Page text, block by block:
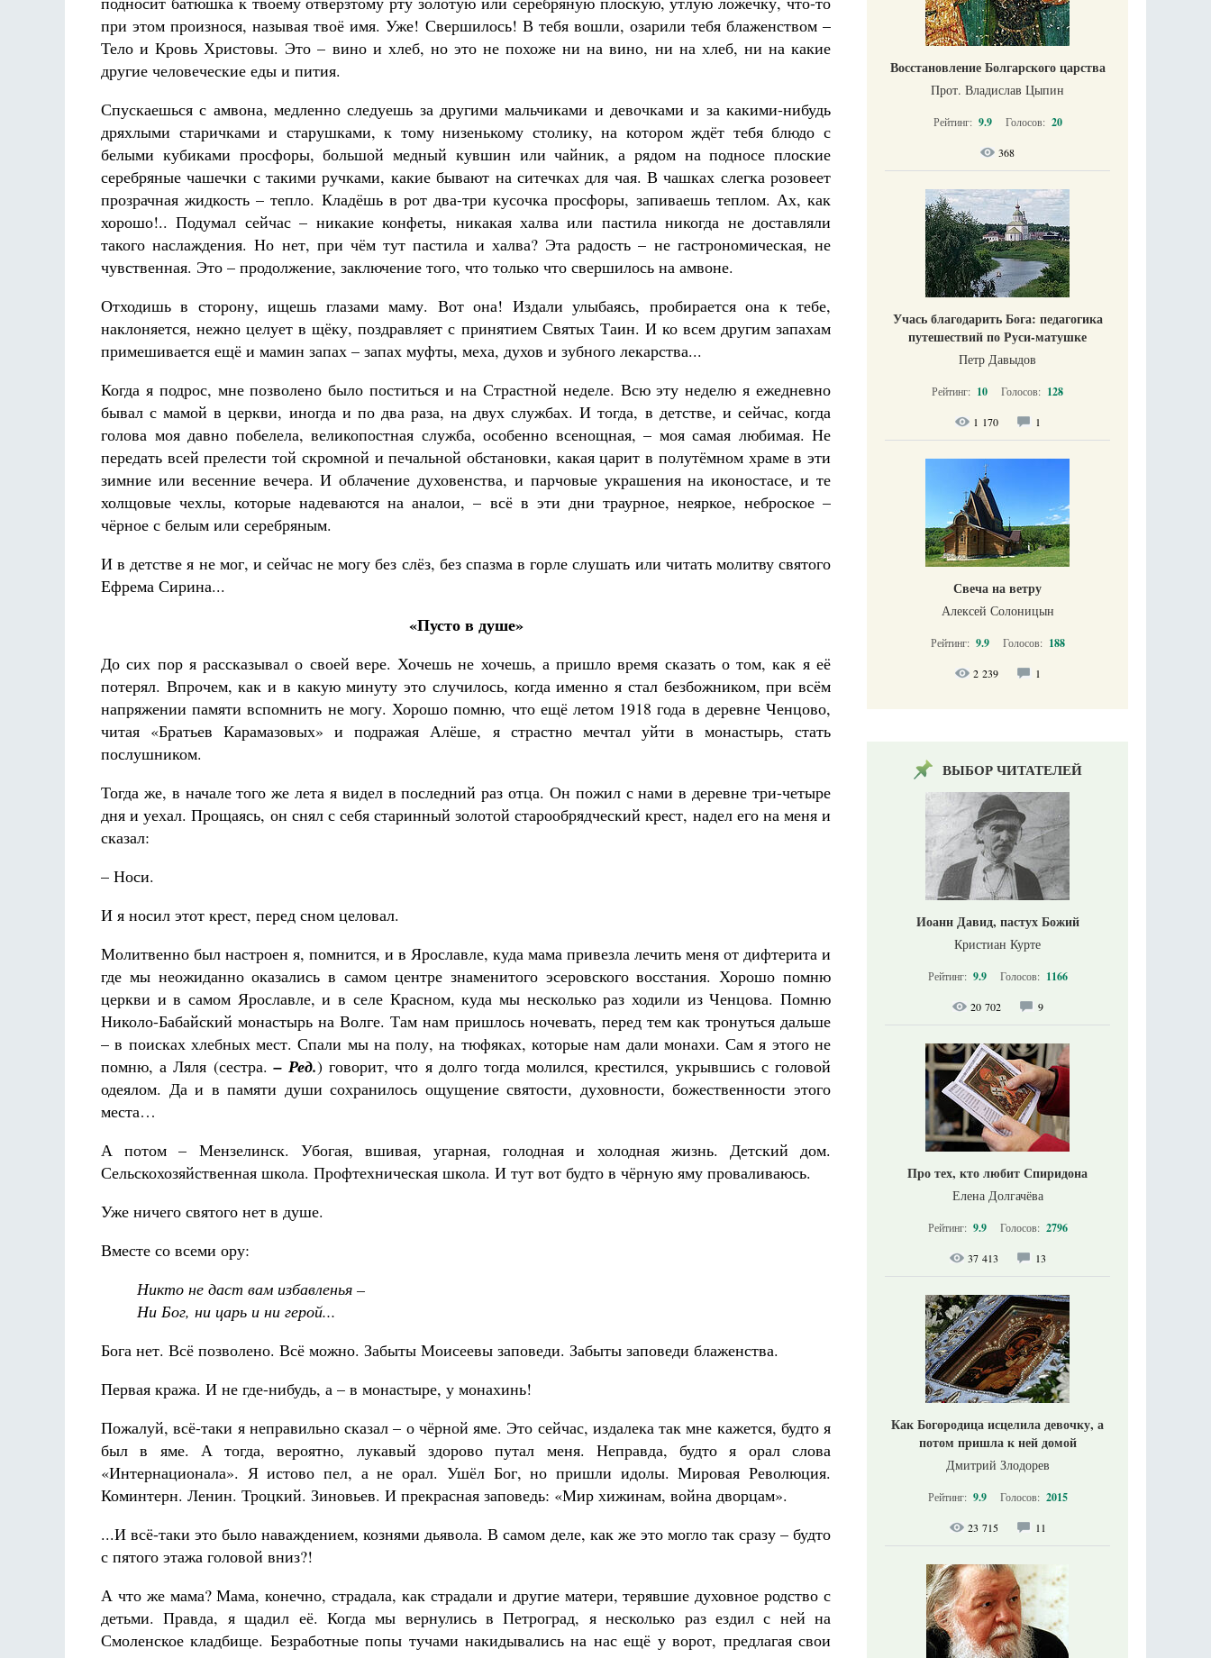
при этом произнося, называя твоё имя. Уже! Свершилось! В тебя вошли, озарили тебя блаженством –
Тело и Кровь Христовы. Это – вино и хлеб, но это не похоже ни на вино, ни на хлеб, ни на какие
другие человеческие еды и пития.
Спускаешься с амвона, медленно следуешь за другими мальчиками и девочками и за какими-нибудь
дряхлыми старичками и старушками, к тому низенькому столику, на котором ждёт тебя блюдо с
белыми кубиками просфоры, большой медный кувшин или чайник, а рядом на подносе плоские
серебряные чашечки с такими ручками, какие бывают на ситечках для чая. В чашках слегка розовеет
прозрачная жидкость – тепло. Кладёшь в рот два-три кусочка просфоры, запиваешь теплом. Ах, как
хорошо!.. Подумал сейчас – никакие конфеты, никакая халва или пастила никогда не доставляли
такого наслаждения. Но нет, при чём тут пастила и халва? Эта радость – не гастрономическая, не
чувственная. Это – продолжение, заключение того, что только что свершилось на амвоне.
Отходишь в сторону, ищешь глазами маму. Вот она! Издали улыбаясь, пробирается она к тебе,
наклоняется, нежно целует в щёку, поздравляет с принятием Святых Таин. И ко всем другим запахам
примешивается ещё и мамин запах – запах муфты, меха, духов и зубного лекарства...
Когда я подрос, мне позволено было поститься и на Страстной неделе. Всю эту неделю я ежедневно
бывал с мамой в церкви, иногда и по два раза, на двух службах. И тогда, в детстве, и сейчас, когда
голова моя давно побелела, великопостная служба, особенно всенощная, – моя самая любимая. Не
передать всей прелести той скромной и печальной обстановки, какая царит в полутёмном храме в эти
зимние или весенние вечера. И облачение духовенства, и парчовые украшения на иконостасе, и те
холщовые чехлы, которые надеваются на аналои, – всё в эти дни траурное, неяркое, неброское –
чёрное с белым или серебряным.
И в детстве я не мог, и сейчас не могу без слёз, без спазма в горле слушать или читать молитву святого
Ефрема Сирина...
«Пусто в душе»
До сих пор я рассказывал о своей вере. Хочешь не хочешь, а пришло время сказать о том, как я её
потерял. Впрочем, как и в какую минуту это случилось, когда именно я стал безбожником, при всём
напряжении памяти вспомнить не могу. Хорошо помню, что ещё летом 1918 года в деревне Ченцово,
читая «Братьев Карамазовых» и подражая Алёше, я страстно мечтал уйти в монастырь, стать
послушником.
Тогда же, в начале того же лета я видел в последний раз отца. Он пожил с нами в деревне три-четыре
дня и уехал. Прощаясь, он снял с себя старинный золотой старообрядческий крест, надел его на меня и
сказал:
– Носи.
И я носил этот крест, перед сном целовал.
Молитвенно был настроен я, помнится, и в Ярославле, куда мама привезла лечить меня от дифтерита и
где мы неожиданно оказались в самом центре знаменитого эсеровского восстания. Хорошо помню
церкви и в самом Ярославле, и в селе Красном, куда мы несколько раз ходили из Ченцова. Помню
Николо-Бабайский монастырь на Волге. Там нам пришлось ночевать, перед тем как тронуться дальше
– в поисках хлебных мест. Спали мы на полу, на тюфяках, которые нам дали монахи. Сам я этого не
помню, а Ляля (сестра.– Ред.) говорит, что я долго тогда молился, крестился, укрывшись с головой
одеялом. Да и в памяти души сохранилось ощущение святости, духовности, божественности этого
места…
А потом – Мензелинск. Убогая, вшивая, угарная, голодная и холодная жизнь. Детский дом.
Сельскохозяйственная школа. Профтехническая школа. И тут вот будто в чёрную яму проваливаюсь.
Уже ничего святого нет в душе.
Вместе со всеми ору:
Никто не даст вам избавленья –
Ни Бог, ни царь и ни герой...
Бога нет. Всё позволено. Всё можно. Забыты Моисеевы заповеди. Забыты заповеди блаженства.
Первая кража. И не где-нибудь, а – в монастыре, у монахинь!
Пожалуй, всё-таки я неправильно сказал – о чёрной яме. Это сейчас, издалека так мне кажется, будто я
был в яме. А тогда, вероятно, лукавый здорово путал меня. Неправда, будто я орал слова
«Интернационала». Я истово пел, а не орал. Ушёл Бог, но пришли идолы. Мировая Революция.
Коминтерн. Ленин. Троцкий. Зиновьев. И прекрасная заповедь: «Мир хижинам, война дворцам».
...И всё-таки это было наваждением, кознями дьявола. В самом деле, как же это могло так сразу – будто
с пятого этажа головой вниз?!
А что же мама? Мама, конечно, страдала, как страдали и другие матери, терявшие духовное родство с
детьми. Правда, я щадил её. Когда мы вернулись в Петроград, я несколько раз ездил с ней на
Смоленское кладбище. Безработные попы тучами накидывались на нас ещё у ворот, предлагая свои
Восстановление Болгарского царства
Прот. Владислав Цыпин
Рейтинг: 9.9 Голосов: 20
368
Учась благодарить Бога: педагогика
путешествий по Руси-матушке
Петр Давыдов
Рейтинг: 10 Голосов: 128
1 170 1
Свеча на ветру
Алексей Солоницын
Рейтинг: 9.9 Голосов: 188
2 239 1
ВЫБОР ЧИТАТЕЛЕЙ
Иоанн Давид, пастух Божий
Кристиан Курте
Рейтинг: 9.9 Голосов: 1166
20 702 9
Про тех, кто любит Спиридона
Елена Долгачёва
Рейтинг: 9.9 Голосов: 2796
37 413 13
Как Богородица исцелила девочку, а
потом пришла к ней домой
Дмитрий Злодорев
Рейтинг: 9.9 Голосов: 2015
23 715 11